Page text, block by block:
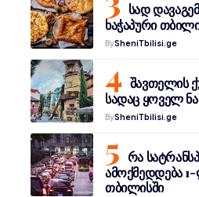
სად
ხაჭაპური
BySheniTbilisi.ge
შავთელის
სადაც ყოველ
BySheniTbilisi.ge
რა
ამოქმედდება
თბილისში